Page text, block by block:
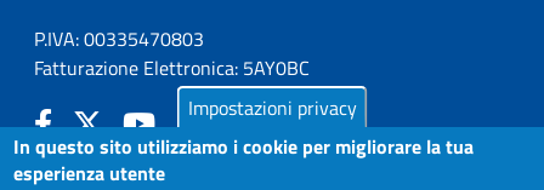
P.IVA: 00335470803
Fatturazione Elettronica: 5AY0BC
LA CAMERA
Impostazioni privacy
In questo sito utilizziamo i cookie per migliorare la tua
esperienza utente